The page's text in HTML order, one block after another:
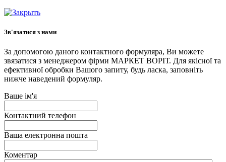
Зв'язатися з нами
За допомогою даного контактного формуляра, Ви можете
звязатися з менеджером фірми МАРКЕТ ВОРІТ. Для якісної та
ефективної обробки Вашого запиту, будь ласка, заповніть
нижче наведений формуляр.
Ваше ім'я
Контактний телефон
Ваша електронна пошта
Коментар